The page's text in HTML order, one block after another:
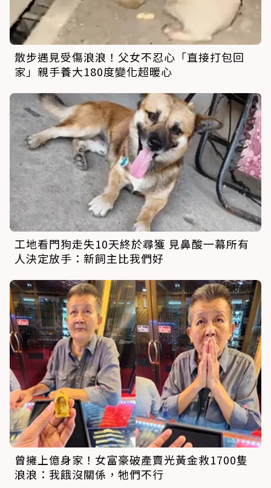
散步遇見受傷浪浪！父女不忍心「直接打包回
家」親手養大180度變化超暖心
工地看門狗走失10天終於尋獲 見鼻酸一幕所有
人決定放手：新飼主比我們好
曾擁上億身家！女富豪破產賣光黃金救1700隻
浪浪：我餓沒關係，牠們不行